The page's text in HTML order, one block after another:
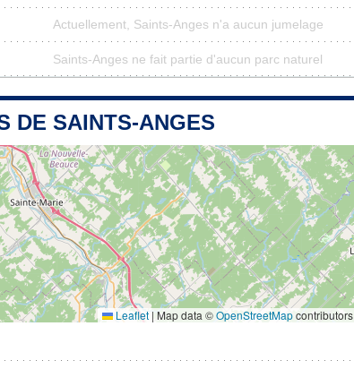
Actuellement, Saints-Anges n'a aucun jumelage
Saints-Anges ne fait partie d'aucun parc naturel
DE SAINTS-ANGES
Leaflet | Map data ©OpenStreetMapcontributors